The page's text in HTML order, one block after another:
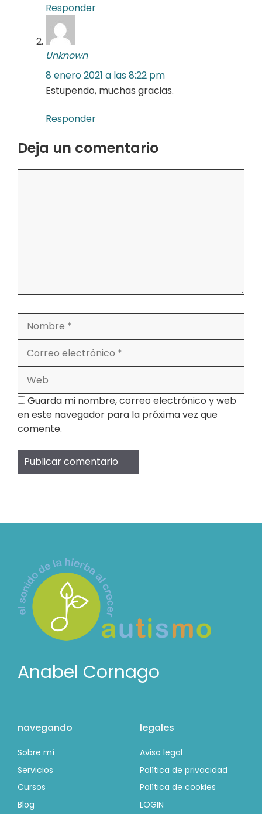
Responder
Unknown
8 enero 2021 a las 8:22 pm
Estupendo, muchas gracias.
Responder
Deja un comentario
Nombre
electrónico
Guarda mi nombre, correo electrónico y web
en este navegador para la próxima vez que
comente.
Anabel Cornago
navegando
Sobre mí
Servicios
Cursos
Blog
legales
Aviso legal
Política de privacidad
Política de cookies
LOGIN